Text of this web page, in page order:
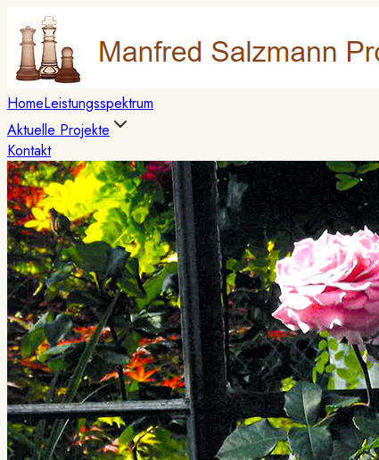
HomeLeistungsspektrum
Aktuelle Projekte
Kontakt